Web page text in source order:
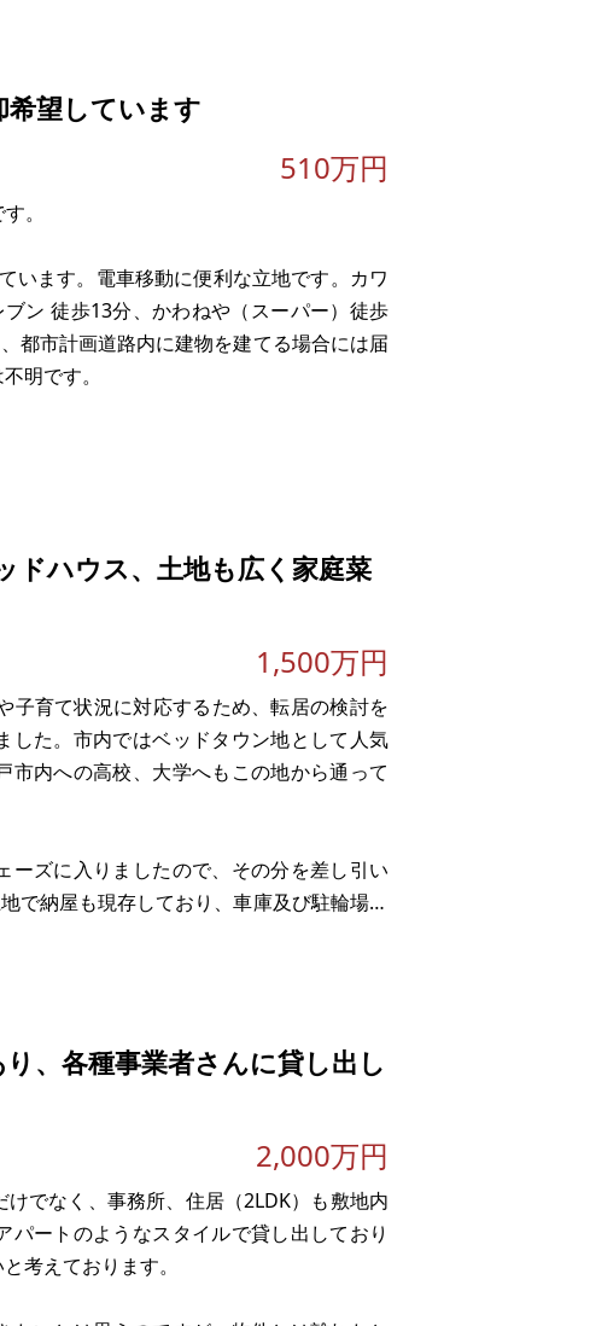
す。
実際の取引価格とが異なる価格にて商談
修繕費など）のほうが多くかかる場合もあ
ください。
希望しています
510万円
。
います。電車移動に便利な立地です。カワ
ン 徒歩13分、かわねや（スーパー）徒歩
都市計画道路内に建物を建てる場合には届
明です。
ドハウス、土地も広く家庭菜
1,500万円
子育て状況に対応するため、転居の検討を
した。市内ではベッドタウン地として人気
内への高校、大学へもこの地から通って
ーズに入りましたので、その分を差し引い
で納屋も現存しており、車庫及び駐輪場と
。非常に思い
、各種事業者さんに貸し出し
2,000万円
でなく、事務所、住居（2LDK）も敷地内
ートのようなスタイルで貸し出しており
考えております。